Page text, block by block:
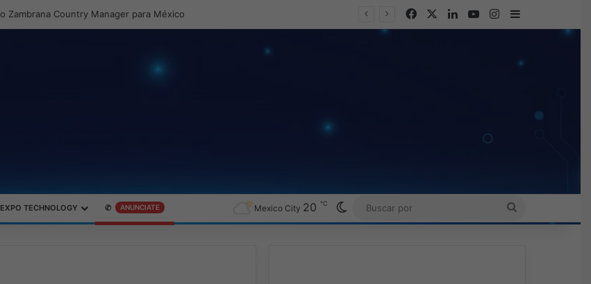
FacebookLinkedInYouTubeInstagram
Barra lateral
EXPO TECHNOLOGY ✆ ANUNCIATE Mexico City 20 ℃ Switch skin
BUSCAR